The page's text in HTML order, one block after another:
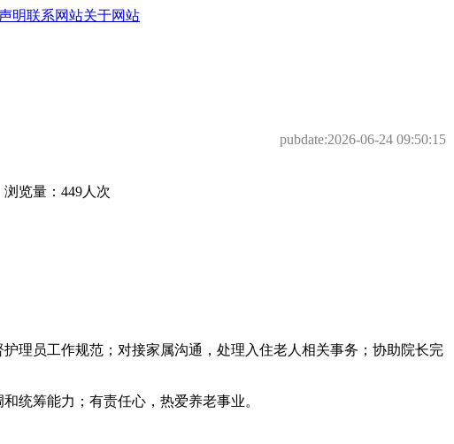
明联系网站关于网站
pubdate:2026-06-24 09:50:15
览量：449人次
理员工作规范；对接家属沟通，处理入住老人相关事务；协助院长完
统筹能力；有责任心，热爱养老事业。